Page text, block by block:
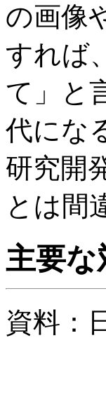
の画像
すれば
て」と
代にな
研究開
とは間
主要
資料：